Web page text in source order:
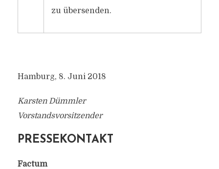
zu übersenden.
Hamburg, 8. Juni 2018
Karsten Dümmler
Vorstandsvorsitzender
PRESSEKONTAKT
Factum